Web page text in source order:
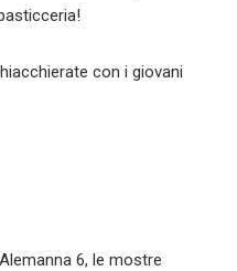
con i giovani
6, le mostre